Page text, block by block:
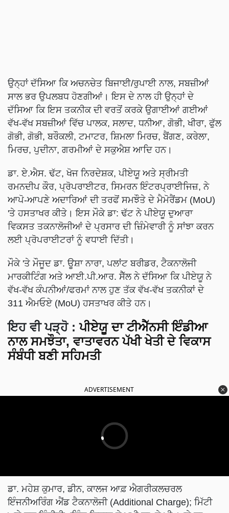
ਉਨ੍ਹਾਂ ਦੱਸਿਆ ਕਿ ਅਚਨਚੇਤ ਬਿਜਾਈ/ਰੁਪਾਈ ਨਾਲ, ਸਬਜ਼ੀਆਂ
ਸਾਲ ਭਰ ਉਪਲਬਧ ਹੋਣਗੀਆਂ। ਇਸ ਦੇ ਨਾਲ ਹੀ ਉਨ੍ਹਾਂ ਦੇ
ਦੱਸਿਆ ਕਿ ਇਸ ਤਕਨੀਕ ਦੀ ਵਰਤੋਂ ਕਰਕੇ ਉਗਾਈਆਂ ਗਈਆਂ
ਵੱਖ-ਵੱਖ ਸਬਜ਼ੀਆਂ ਵਿੱਚ ਪਾਲਕ, ਸਲਾਦ, ਧਨੀਆ, ਗੋਭੀ, ਖੀਰਾ, ਫੁੱਲ
ਗੋਭੀ, ਗੋਭੀ, ਬਰੌਕਲੀ, ਟਮਾਟਰ, ਸ਼ਿਮਲਾ ਮਿਰਚ, ਬੈਂਗਣ, ਕਰੇਲਾ,
ਮਿਰਚ, ਪੁਦੀਨਾ, ਗਰਮੀਆਂ ਦੇ ਸਕੁਐਸ਼ ਆਦਿ ਹਨ।
ਡਾ. ਏ.ਐਸ. ਢੱਟ, ਖੋਜ ਨਿਰਦੇਸ਼ਕ, ਪੀਏਯੂ ਅਤੇ ਸ੍ਰੀਮਤੀ
ਰਮਨਦੀਪ ਕੌਰ, ਪ੍ਰੋਪਰਾਈਟਰ, ਸਿਮਰਨ ਇੰਟਰਪ੍ਰਾਈਜਿਜ਼, ਨੇ
ਆਪੋ-ਆਪਣੇ ਅਦਾਰਿਆਂ ਦੀ ਤਰਫੋਂ ਸਮਝੌਤੇ ਦੇ ਮੈਮੋਰੈਂਡਮ (MoU)
'ਤੇ ਹਸਤਾਖਰ ਕੀਤੇ। ਇਸ ਮੌਕੇ ਡਾ: ਢੱਟ ਨੇ ਪੀਏਯੂ ਦੁਆਰਾ
ਵਿਕਸਤ ਤਕਨਾਲੋਜੀਆਂ ਦੇ ਪ੍ਰਸਾਰ ਦੀ ਜ਼ਿੰਮੇਵਾਰੀ ਨੂੰ ਸਾਂਝਾ ਕਰਨ
ਲਈ ਪ੍ਰੋਪਰਾਈਟਰਾਂ ਨੂੰ ਵਧਾਈ ਦਿੱਤੀ।
ਮੌਕੇ 'ਤੇ ਮੌਜੂਦ ਡਾ. ਊਸ਼ਾ ਨਾਰਾ, ਪਲਾਂਟ ਬਰੀਡਰ, ਟੈਕਨਾਲੋਜੀ
ਮਾਰਕੀਟਿੰਗ ਅਤੇ ਆਈ.ਪੀ.ਆਰ. ਸੈੱਲ ਨੇ ਦੱਸਿਆ ਕਿ ਪੀਏਯੂ ਨੇ
ਵੱਖ-ਵੱਖ ਕੰਪਨੀਆਂ/ਫਰਮਾਂ ਨਾਲ ਹੁਣ ਤੱਕ ਵੱਖ-ਵੱਖ ਤਕਨੀਕਾਂ ਦੇ
311 ਐਮਓਏ (MoU) ਹਸਤਾਖਰ ਕੀਤੇ ਹਨ।
ਇਹ ਵੀ ਪੜ੍ਹੋ : ਪੀਏਯੂ ਦਾ ਟੀਐੱਨਸੀ ਇੰਡੀਆ
ਨਾਲ ਸਮਝੌਤਾ, ਵਾਤਾਵਰਨ ਪੱਖੀ ਖੇਤੀ ਦੇ ਵਿਕਾਸ
ਸੰਬੰਧੀ ਬਣੀ ਸਹਿਮਤੀ
ਇੰਜਨੀਅਰਿੰਗ ਐਂਡ ਟੈਕਨਾਲੋਜੀ (Additional Charge); ਮਿੱਟੀ
ਅਤੇ ਜਲ ਇੰਜੀਨੀਅਰਿੰਗ ਵਿਭਾਗ ਦੇ ਮੁਖੀ ਡਾ. ਜੇ.ਪੀ. ਅਤੇ ਡਾ.